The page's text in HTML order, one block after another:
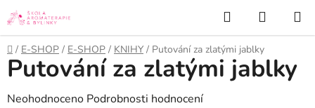
Přejít
na
obsah
Hledat
KOŠÍK
Domů
/ E-SHOP / E-SHOP / KNIHY / Putování za zlatými jablky
Putování za zlatými jablky
Průměrné
Neohodnoceno Podrobnosti hodnocení